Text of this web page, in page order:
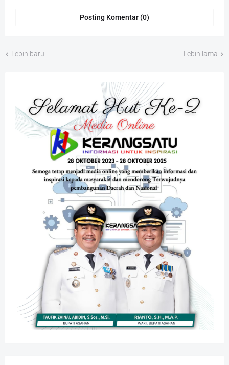
Posting Komentar (0)
Lebih baru Lebih lama